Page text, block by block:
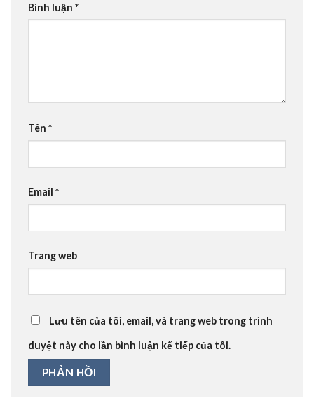
Bình luận *
Tên *
Email *
Trang web
Lưu tên của tôi, email, và trang web trong trình
duyệt này cho lần bình luận kế tiếp của tôi.